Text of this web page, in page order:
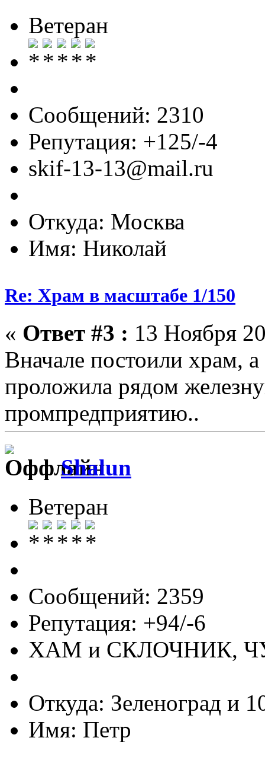
Ветеран
Сообщений: 2310
Репутация: +125/-4
skif-13-13@mail.ru
Откуда: Москва
Имя: Николай
Re: Храм в масштабе 1/150
« Ответ #3 : 13 Ноября
Вначале постоили храм, а
проложила рядом
промпредприятию..
Shalun
Ветеран
Сообщений: 2359
Репутация: +94/-6
ХАМ и СКЛОЧНИК,
Откуда: Зеленоград и
Имя: Петр